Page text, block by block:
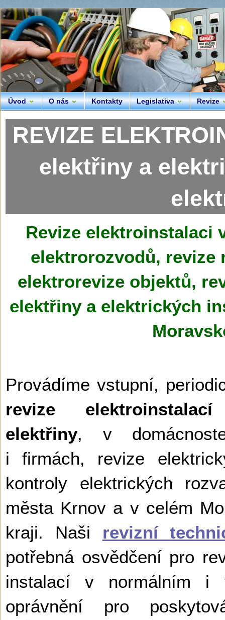
Úvod O nás Kontakty Legislativa Revize
REVIZE
elektřiny a
Revize elektroinstalaci
elektrorozvodů,
elektrorevize objektů,
elektřiny a elektrických
Provádíme vstupní,
revize
elektřiny, v
i firmách, revize
kontroly elektrických
města Krnov a v celém
kraji. Naši revizní
potřebná osvědčení pro
instalací v normálním i
oprávnění pro